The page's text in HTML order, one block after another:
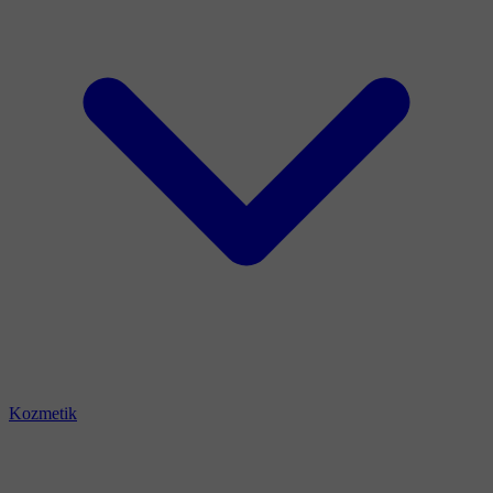
Kozmetik